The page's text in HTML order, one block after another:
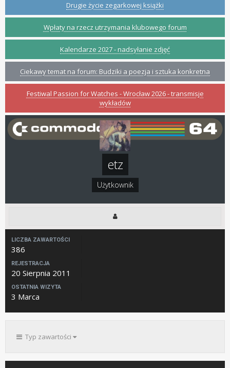
Drugie życie zegarkowej książki
Wpłaty na rzecz utrzymania klubowego forum
Kalendarze 2027 - nadsyłanie zdjęć
Ciekawy temat na forum: Budziki a poezja i sztuka konkretna
Festiwal Passion for Watches - Wrocław 2026 - transmisje
wykładów
etz
Użytkownik
LICZBA ZAWARTOŚCI
386
REJESTRACJA
20 Sierpnia 2011
OSTATNIA WIZYTA
3 Marca
Typ zawartości